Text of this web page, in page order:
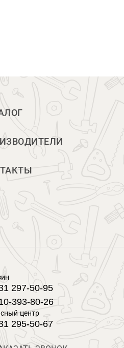
297-50-95
393-80-26
центр
295-50-67